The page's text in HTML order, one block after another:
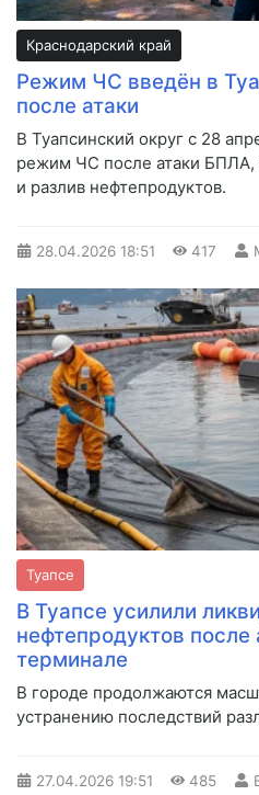
Краснодарский край
Режим ЧС введён в
после атаки
В Туапсинский округ с 28
режим ЧС после атаки
и разлив нефтепродуктов.
28.04.2026 18:51 417
Туапсе
В Туапсе усилили
нефтепродуктов после
терминале
В городе продолжаются
устранению последствий
27.04.2026 19:51 485